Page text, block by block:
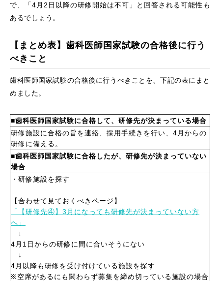
で、「4月2日以降の研修開始は不可」と回答される可能性も
あるでしょう。
【まとめ表】歯科医師国家試験の合格後に行う
べきこと
歯科医師国家試験の合格後に行うべきことを、下記の表にまと
めました。
■歯科医師国家試験に合格して、研修先が決まっている場合
研修施設に合格の旨を連絡、採用手続きを行い、4月からの
研修に備える。
■歯科医師国家試験に合格したが、研修先が決まっていない
場合
・研修施設を探す
【合わせて見ておくべきページ】
「【研修先④】3月になっても研修先が決まっていない方
へ」
↓
4月1日からの研修に間に合いそうにない
↓
4月以降も研修を受け付けている施設を探す
※空席があるにも関わらず募集を締め切っている施設の場合